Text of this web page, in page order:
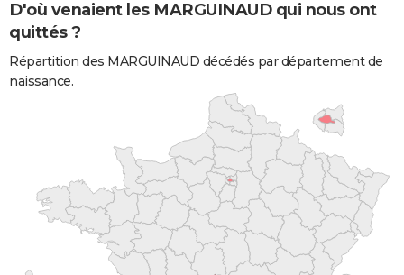
D'où venaient les MARGUINAUD qui nous ont
quittés ?
Répartition des MARGUINAUD décédés par département de
naissance.